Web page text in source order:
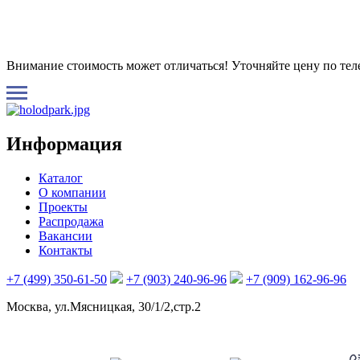
Внимание стоимость может отличаться! Уточняйте цену по
Информация
Каталог
О компании
Проекты
Распродажа
Вакансии
Контакты
+7 (499) 350-61-50 +7 (903) 240-96-96
+7 (909) 162-96-96
Москва, ул.Мясницкая, 30/1/2,стр.2